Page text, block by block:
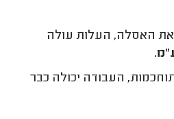
את האסלה, העלות עולה
העבודה יכולה כבר